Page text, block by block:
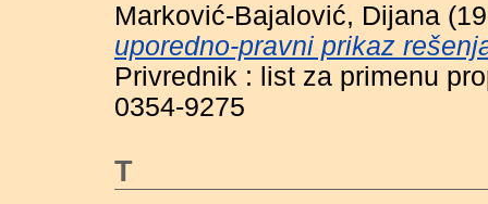
Marković-Bajalović, Dijana
uporedno-pravni prikaz
Privrednik : list za primenu
0354-9275
T